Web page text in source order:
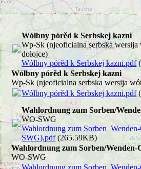
Wólbny pórěd k Serbskej kazni
Wp-Sk (njeoficialna serbska
dołojce)
Wólbny pórěd k Serbskej kazni.pdf
Wólbny pórěd k Serbskej kazni
Wp-Sk (njeoficialna serbska wersija
Wólbny pórěd k Serbskej kazni.pdf
Wahlordnung zum Sorben/
WO-SWG
Wahlordnung zum
SWG).pdf(265.59KB)
Wahlordnung zum Sorben/Wenden-
WO-SWG
Wahlordnung zum